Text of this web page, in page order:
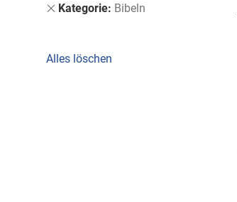
Kategorie Bibeln
Dies
Alles löschen